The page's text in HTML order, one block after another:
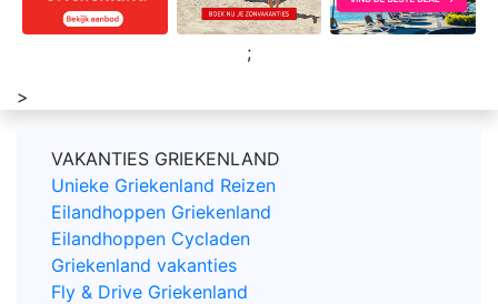
;
>
VAKANTIES GRIEKENLAND
Unieke Griekenland Reizen
Eilandhoppen Griekenland
Eilandhoppen Cycladen
Griekenland vakanties
Fly & Drive Griekenland